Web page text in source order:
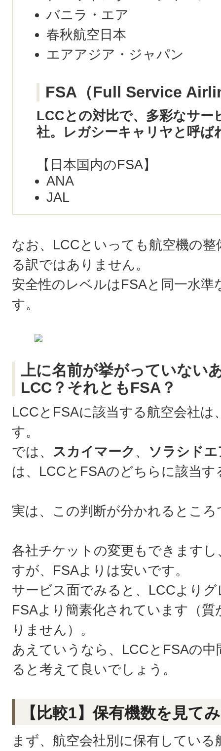
バニラ・エア
春秋航空日本
エアアジア・ジャパン
FSA（Full Service
LCCとの対比で、多彩なサー
社。レガシーキャリヤと呼ば
【日本国内のFSA】
ANA
JAL
なお、LCCといっても航空機の
る訳ではありません。
安全性のレベルはFSAと同一水
す。
上に名前が挙がっていない
LCC？それともFSA？
LCCとFSAに該当する航空会社は
す。
では、 スカイマーク 、 ソラシドエ
は、LCCとFSAのどちらに該当
実は、この判断が分かれるとこ
各社チケットの変更もできます
すが、FSAよりは安いです。
サービス面でみると、LCCより
FSAより簡素化されています（
りません）。
あえていうなら、LCCとFSAの
ると考えて良いでしょう。
【比較1】保有機数を見て
まず、航空会社別に保有してい